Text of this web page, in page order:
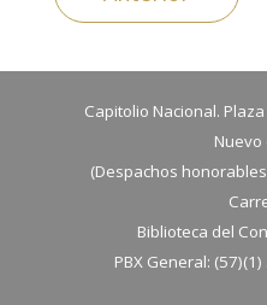
Capitolio Nacional.
Nuevo
(Despachos
Biblioteca del
PBX General: